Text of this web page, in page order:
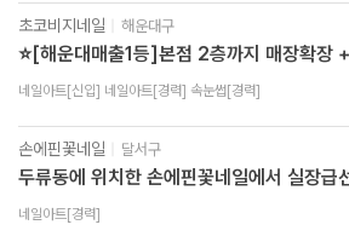
초코비지네일 해운대구
⭐[해운대매출1등]본점 2층까지 매장확장
로 직원분 3명충원중입니다. 본점에서 속눈
네일아트[신입] 네일아트[경력] 속눈썹[경력]
손에핀꽃네일 달서구
두류동에 위치한 손에핀꽃네일에서 실장급
네일아트[경력]